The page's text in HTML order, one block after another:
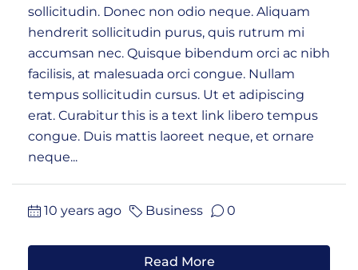
sollicitudin. Donec non odio neque. Aliquam
hendrerit sollicitudin purus, quis rutrum mi
accumsan nec. Quisque bibendum orci ac nibh
facilisis, at malesuada orci congue. Nullam
tempus sollicitudin cursus. Ut et adipiscing
erat. Curabitur this is a text link libero tempus
congue. Duis mattis laoreet neque, et ornare
neque...
10 years ago Business 0
Read More